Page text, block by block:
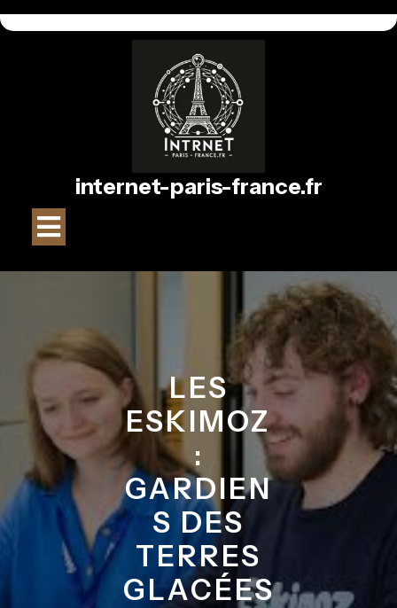
au
internet-paris-france.fr
Ouvrir
LES
ESKIMOZ
:
GARDIEN
S DES
TERRES
GLACÉES